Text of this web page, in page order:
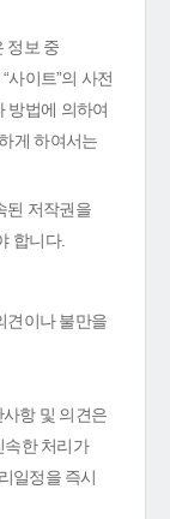
정보 중
사이트”의 사전
방법에 의하여
게 하여서는
된 저작권을
합니다.
견이나 불만을
항 및 의견은
속한 처리가
일정을 즉시